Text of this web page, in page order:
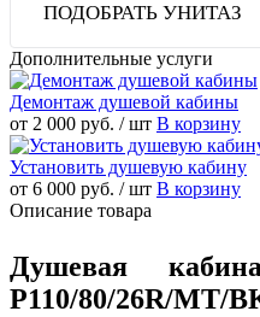
ПОДОБРАТЬ УНИТАЗ
Дополнительные услуги
Демонтаж душевой кабины
от 2 000 руб. / шт В корзину
Установить душевую кабину
от 6 000 руб. / шт В корзину
Описание товара
Душевая
P110/80/26R/MT/